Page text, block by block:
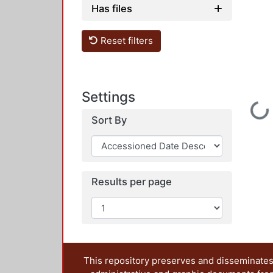
Has files
Reset filters
Settings
Sort By
Results per page
Loading...
This repository preserves and